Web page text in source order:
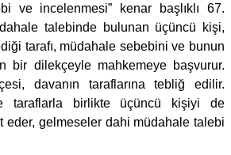
ve incelenmesi” kenar başlıklı 67.
talebinde bulunan üçüncü kişi,
tarafı, müdahale sebebini ve bunun
bir dilekçeyle mahkemeye başvurur.
davanın taraflarına tebliğ edilir.
taraflarla birlikte üçüncü kişiyi de
eder, gelmeseler dahi müdahale talebi